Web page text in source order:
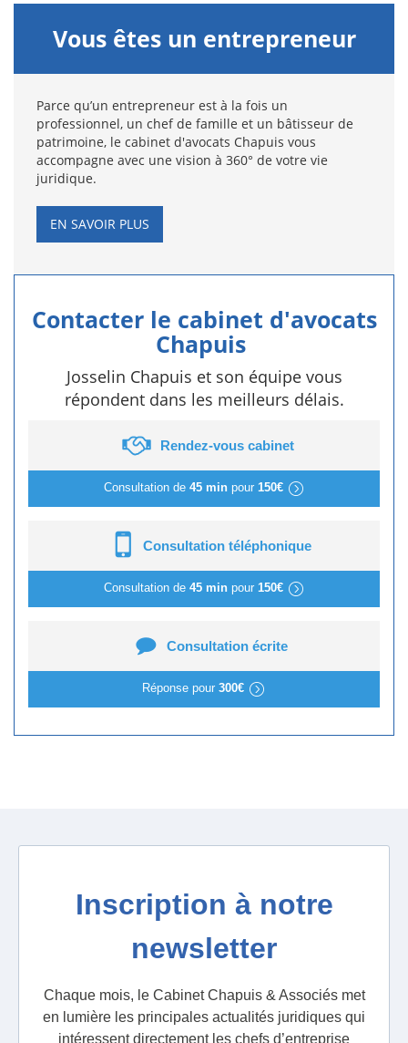
Vous êtes un entrepreneur
Parce qu’un entrepreneur est à la fois un
professionnel, un chef de famille et un bâtisseur de
patrimoine, le cabinet d'avocats Chapuis vous
accompagne avec une vision à 360° de votre vie
juridique.
EN SAVOIR PLUS
Contacter le cabinet d'avocats
Chapuis
Josselin Chapuis et son équipe vous
répondent dans les meilleurs délais.
Rendez-vous cabinet
Consultation de 45 minpour 150€
Consultation téléphonique
Consultation de 45 minpour 150€
Consultation écrite
Réponse pour 300€